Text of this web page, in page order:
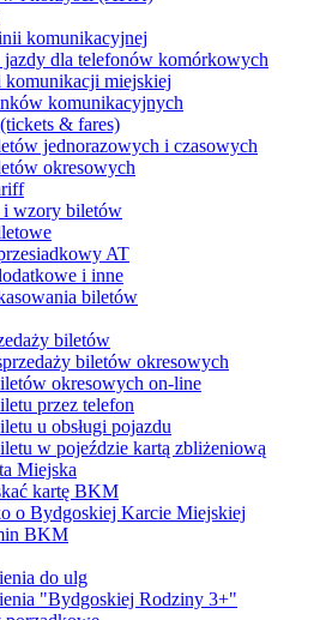
komunikacyjnej
jazdy dla telefonów komórkowych
komunikacji miejskiej
komunikacyjnych
& fares)
jednorazowych i czasowych
okresowych
i wzory biletów
AT
i inne
biletów
biletów
biletów okresowych
okresowych on-line
przez telefon
u obsługi pojazdu
w pojeździe kartą zbliżeniową
Miejska
kartę BKM
o Bydgoskiej Karcie Miejskiej
BKM
do ulg
"Bydgoskiej Rodziny 3+"